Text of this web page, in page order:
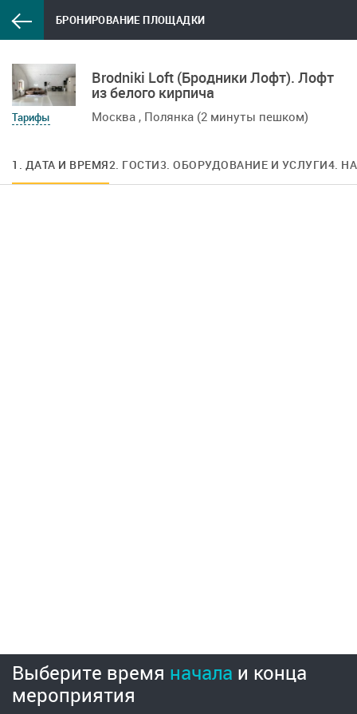
БРОНИРОВАНИЕ ПЛОЩАДКИ
Выберите время начала и конца
мероприятия
Тарифы
Brodniki Loft (Бродники Лофт). Лофт
из белого кирпича
Москва , Полянка (2 минуты пешком)
1. ДАТА И ВРЕМЯ2. ГОСТИ3. ОБОРУДОВАНИЕ И УСЛУГИ4.